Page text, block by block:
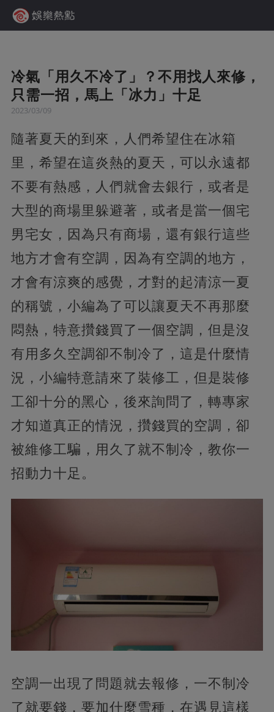
冷氣「用久不冷了」？不用找人來修，
只需一招，馬上「冰力」十足
2023/03/09
隨著夏天的到來，人們希望住在冰箱
里，希望在這炎熱的夏天，可以永遠都
不要有熱感，人們就會去銀行，或者是
大型的商場里躲避著，或者是當一個宅
男宅女，因為只有商場，還有銀行這些
地方才會有空調，因為有空調的地方，
才會有涼爽的感覺，才對的起清涼一夏
的稱號，小編為了可以讓夏天不再那麼
悶熱，特意攢錢買了一個空調，但是沒
有用多久空調卻不制冷了，這是什麼情
況，小編特意請來了裝修工，但是裝修
工卻十分的黑心，後來詢問了，轉專家
才知道真正的情況，攢錢買的空調，卻
被維修工騙，用久了就不制冷，教你一
招動力十足。
空調一出現了問題就去報修，一不制冷
了就要錢，要加什麼雪種，在遇見這樣